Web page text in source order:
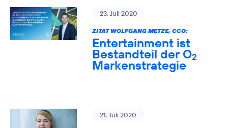
23. Juli 2020
ZITAT WOLFGANG METZE, CCO:
Entertainment ist
Bestandteil der O2
Markenstrategie
21. Juli 2020